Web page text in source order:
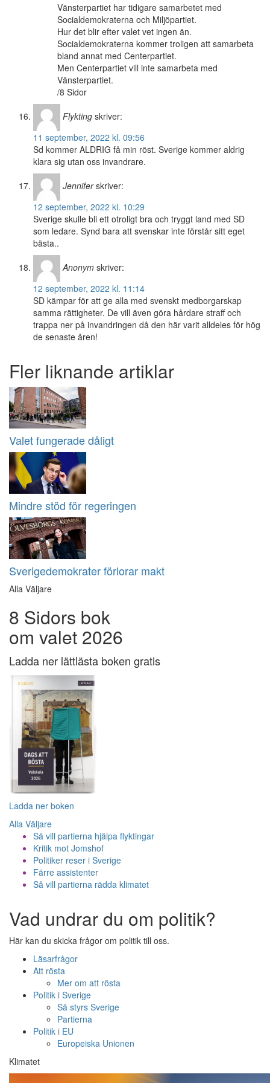
Vänsterpartiet har tidigare samarbetet med
Socialdemokraterna och Miljöpartiet.
Hur det blir efter valet vet ingen än.
Socialdemokraterna kommer troligen att samarbeta
bland annat med Centerpartiet.
Men Centerpartiet vill inte samarbeta med
Vänsterpartiet.
/8 Sidor
Flykting skriver:
11 september, 2022 kl. 09:56
Sd kommer ALDRIG få min röst. Sverige kommer aldrig
klara sig utan oss invandrare.
Jennifer skriver:
12 september, 2022 kl. 10:29
Sverige skulle bli ett otroligt bra och tryggt land med SD
som ledare. Synd bara att svenskar inte förstår sitt eget
bästa..
Anonym skriver:
12 september, 2022 kl. 11:14
SD kämpar för att ge alla med svenskt medborgarskap
samma rättigheter. De vill även göra hårdare straff och
trappa ner på invandringen då den här varit alldeles för hög
de senaste åren!
Fler liknande artiklar
Valet fungerade dåligt
Mindre stöd för regeringen
Sverigedemokrater förlorar makt
Alla Väljare
8 Sidors bok
om valet 2026
Ladda ner lättlästa boken gratis
Ladda ner boken
Alla Väljare
Så vill partierna hjälpa flyktingar
Kritik mot Jomshof
Politiker reser i Sverige
Färre assistenter
Så vill partierna rädda klimatet
Vad undrar du om politik?
Här kan du skicka frågor om politik till oss.
Läsarfrågor
Att rösta
Mer om att rösta
Politik i Sverige
Så styrs Sverige
Partierna
Politik i EU
Europeiska Unionen
Klimatet